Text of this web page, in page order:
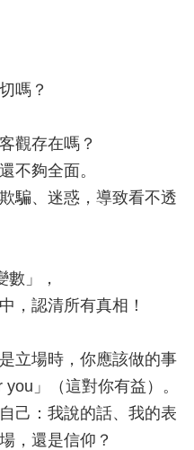
嗎？
觀存在嗎？
不夠全面。
騙、迷惑，導致看不透
」，
，認清所有真相！
立場時，你應該做的事
」（這對你有益）。
己：我說的話、我的表
，還是信仰？